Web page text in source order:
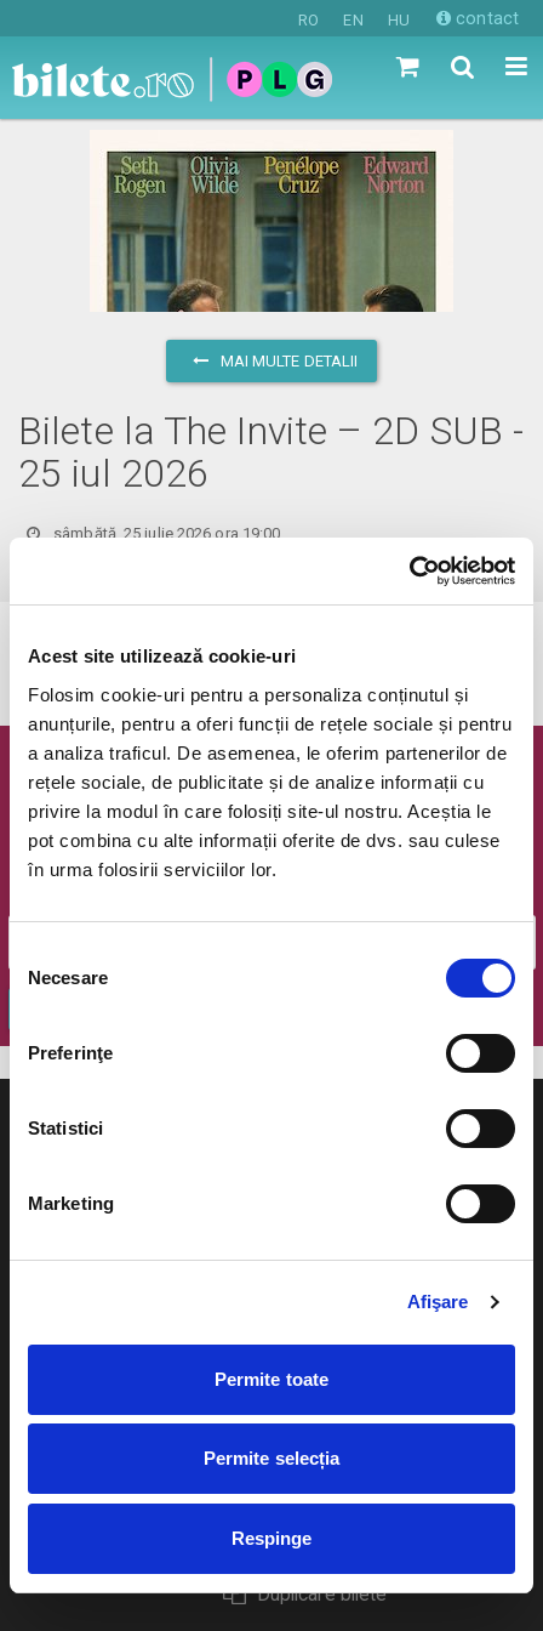
Acest site utilizează cookie-uri
Folosim cookie-uri pentru a personaliza conținutul și
anunțurile, pentru a oferi funcții de rețele sociale și pentru
a analiza traficul. De asemenea, le oferim partenerilor de
rețele sociale, de publicitate și de analize informații cu
privire la modul în care folosiți site-ul nostru. Aceștia le
pot combina cu alte informații oferite de dvs. sau culese
în urma folosirii serviciilor lor.
consimțământului
Necesare
Preferinţe
Statistici
Marketing
Afişare
Permite toate
Permite selecția
Respinge
RO EN HU contact
MAI MULTE DETALII
Bilete la The Invite – 2D SUB -
25 iul 2026
sâmbătă, 25 iulie 2026 ora 19:00
vezi pe harta
Evenimentul a expirat.
Newsletter @ Bilete.ro
Oferte exclusive si o editie saptamanala cu cele mai noi
evenimente.
Cum comand bilete?
Plata online sau cash
eBilet printat acasa
Livrare prin curier
Returnare bilete
Duplicare bilete
Evenimente
festivaluri
Pentru copii